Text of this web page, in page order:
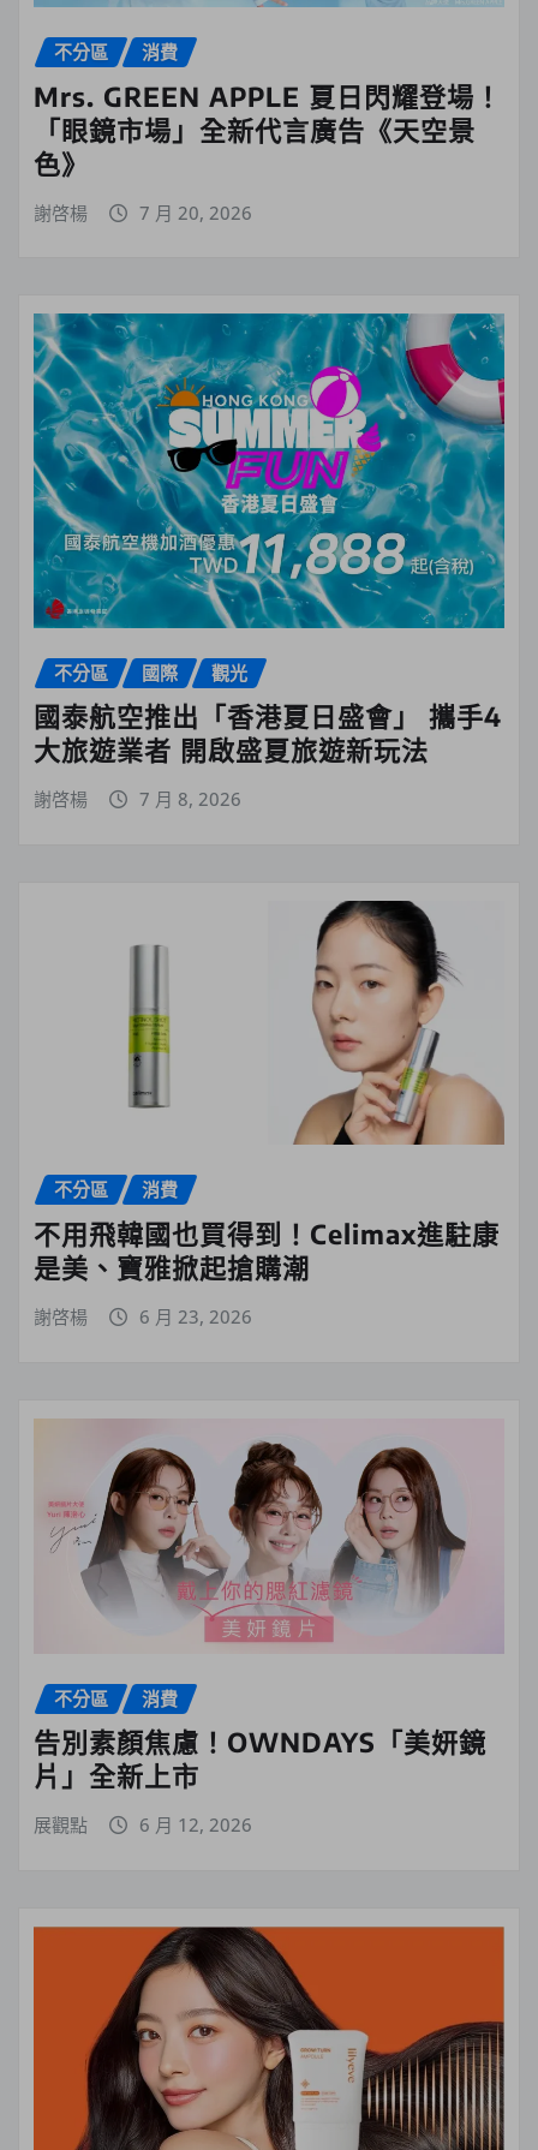
不分區 消費
Mrs. GREEN APPLE 夏日閃耀登場！
「眼鏡市場」全新代言廣告《天空景
色》
謝啓楊 7 月 20, 2026
不分區 國際 觀光
國泰航空推出「香港夏日盛會」 攜手4
大旅遊業者 開啟盛夏旅遊新玩法
謝啓楊 7 月 8, 2026
不分區 消費
不用飛韓國也買得到！Celimax進駐康
是美、寶雅掀起搶購潮
謝啓楊 6 月 23, 2026
不分區 消費
告別素顏焦慮！OWNDAYS「美妍鏡
片」全新上市
展觀點 6 月 12, 2026